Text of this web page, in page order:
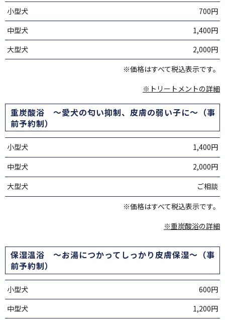
小型犬
700円
中型犬
1,400円
大型犬
2,000円
※価格はすべて税込表示です。
※トリートメントの詳細
重炭酸浴 ～愛犬の匂い抑制、皮膚の弱い子に～（事
前予約制）
小型犬
1,400円
中型犬
2,000円
大型犬
ご相談
※価格はすべて税込表示です。
※重炭酸浴の詳細
保湿温浴 ～お湯につかってしっかり皮膚保湿～（事
前予約制）
小型犬
600円
中型犬
1,200円